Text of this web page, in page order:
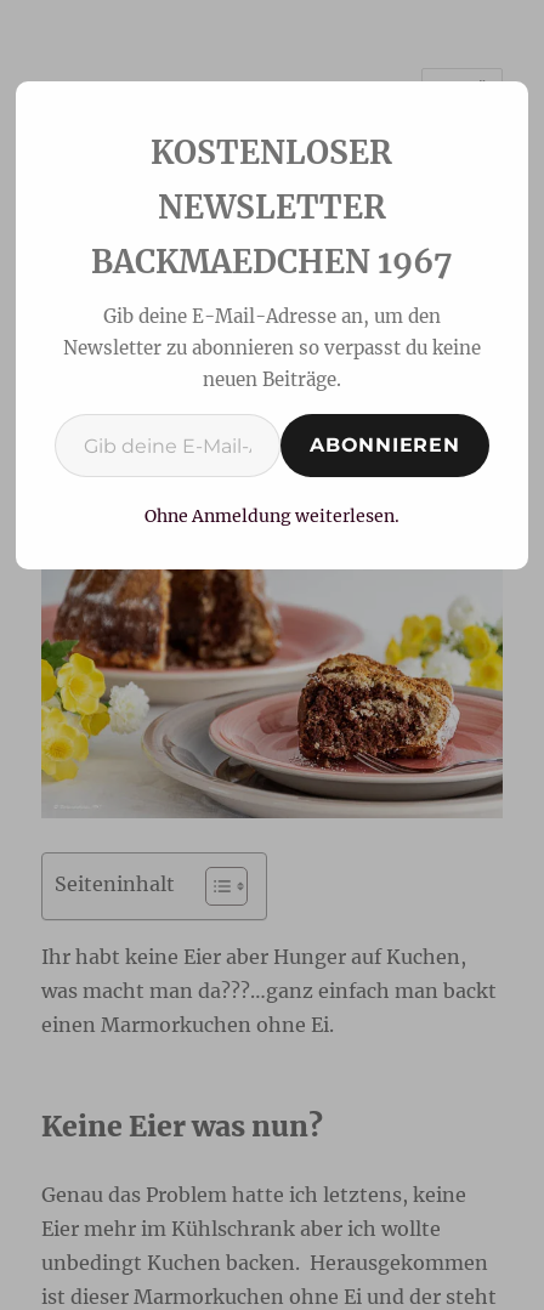
Marmorkuchen ohne Ei
Seiteninhalt
Ihr habt keine Eier aber Hunger auf Kuchen,
was macht man da???…ganz einfach man backt
einen Marmorkuchen ohne Ei.
Keine Eier was nun?
Genau das Problem hatte ich letztens, keine
Eier mehr im Kühlschrank aber ich wollte
unbedingt Kuchen backen. Herausgekommen
ist dieser Marmorkuchen ohne Ei und der steht
NEWSLETTER
BACKMAEDCHEN 1967
Gib deine E-Mail-Adresse an, um den
Newsletter zu abonnieren so verpasst du keine
neuen Beiträge.
Gib deine E-Mail-Adresse ein ...
ABONNIEREN
Ohne Anmeldung weiterlesen.